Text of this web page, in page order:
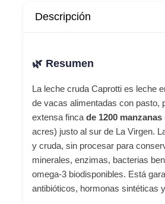
Descripción
🌿 Resumen
La leche cruda Caprotti es leche
de vacas alimentadas con pasto,
extensa finca de 1200 manzanas
acres) justo al sur de La Virgen.
y cruda, sin procesar para
minerales, enzimas, bacterias
omega-3 biodisponibles. Está
antibióticos, hormonas sintéticas